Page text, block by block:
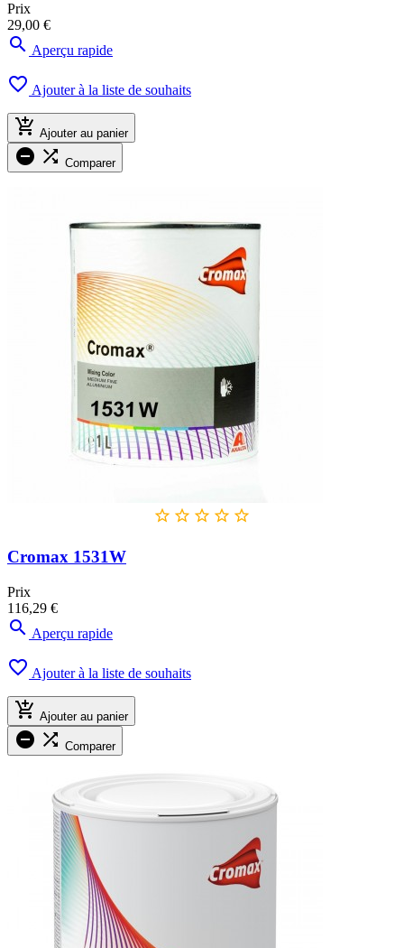
Prix
29,00 €
 Aperçu rapide
 Ajouter à la liste de souhaits
 Ajouter au panier
  Comparer
    
Cromax 1531W
Prix
116,29 €
 Aperçu rapide
 Ajouter à la liste de souhaits
 Ajouter au panier
  Comparer